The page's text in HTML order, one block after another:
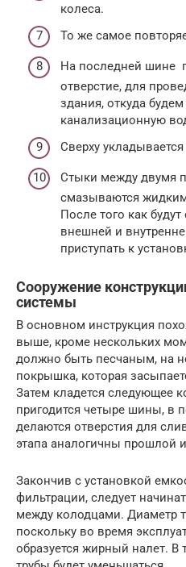
колеса.
То же самое
На последней шине
отверстие, для
здания, откуда
канализационную
Сверху
Стыки между двумя
смазываются
После того как
внешней и
приступать к
Сооружение
системы
В основном инструкция
выше, кроме нескольких
должно быть песчаным, на
покрышка, которая
Затем кладется следующее
пригодится четыре шины, в
делаются отверстия для
этапа аналогичны прошлой
Закончив с установкой
фильтрации, следует
между колодцами. Диаметр
поскольку во время
образуется жирный налет. В